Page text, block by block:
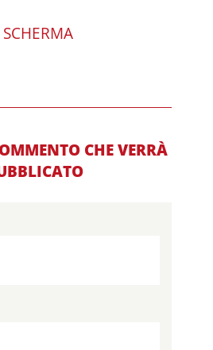
SCHERMA
CHE VERRÀ